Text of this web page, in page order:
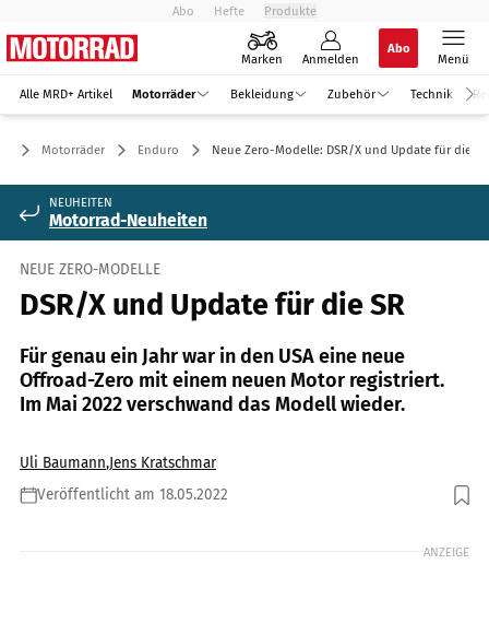
Abo Hefte Produkte
Marken Anmelden
Abo
Menü
Alle MRD+ Artikel Motorräder Bekleidung Zubehör Technik
Motorräder Enduro Neue Zero-Modelle: DSR/X und Update für die SR
NEUHEITEN
Motorrad-Neuheiten
NEUE ZERO-MODELLE
DSR/X und Update für die SR
Für genau ein Jahr war in den USA eine neue
Offroad-Zero mit einem neuen Motor registriert.
Im Mai 2022 verschwand das Modell wieder.
Uli Baumann,Jens Kratschmar
Veröffentlicht am 18.05.2022
Foto: Zero
ANZEIGE